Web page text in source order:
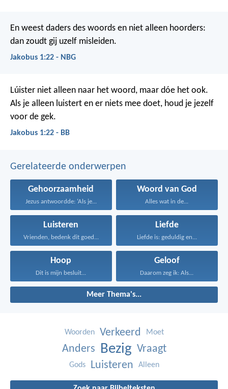
En weest daders des woords en niet alleen hoorders:
dan zoudt gij uzelf misleiden.
Jakobus 1:22 - NBG
Lúister niet alleen naar het woord, maar dóe het ook.
Als je alleen luistert en er niets mee doet, houd je jezelf
voor de gek.
Jakobus 1:22 - BB
Gerelateerde onderwerpen
Gehoorzaamheid
Jezus antwoordde: ‘Als je...
Woord van God
Alles wat in de...
Luisteren
Vrienden, bedenk dit goed...
Liefde
Liefde is: geduldig en...
Hoop
Dit is mijn besluit...
Geloof
Daarom zeg ik: Als...
Meer Thema's...
Woorden Verkeerd Moet
Anders Bezig Vraagt
Gods Luisteren Alleen